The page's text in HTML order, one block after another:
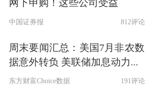
网下申购！这些公司受益
中国证券报 812评论
周末要闻汇总：美国7月非农数
据意外转负 美联储加息动力...
东方财富Choice数据 191评论